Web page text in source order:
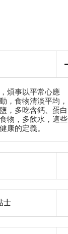
煩事以平常心應
，食物清淡平均，
，多吃含鈣、蛋白
物，多飲水，這些
康的定義。
士